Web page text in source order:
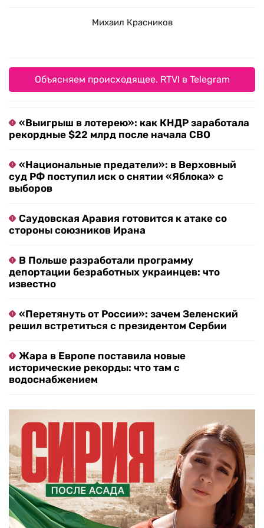
Михаил Красников
Объясняем происходящее. RTVI в Telegram
«Выигрыш в лотерею»: как КНДР заработала
рекордные $22 млрд после начала СВО
«Национальные предатели»: в Верховный
суд РФ поступил иск о снятии «Яблока» с
выборов
Саудовская Аравия готовится к атаке со
стороны союзников Ирана
В Польше разработали программу
депортации безработных украинцев: что
известно
«Перетянуть от России»: зачем Зеленский
решил встретиться с президентом Сербии
Жара в Европе поставила новые
исторические рекорды: что там с
водоснабжением